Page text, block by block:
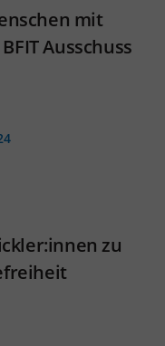
mit
Ausschuss
zu